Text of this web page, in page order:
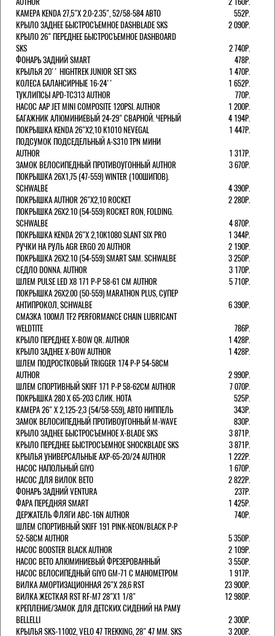
КАМЕРА KENDA 27,5"Х 2.0-2.35", 52/58-584 АВТО
552Р.
КРЫЛО ЗАДНЕЕ БЫСТРОСЪЕМНОЕ DASHBLADE SKS
2 090Р.
КРЫЛО 26" ПЕРЕДНЕЕ БЫСТРОСЪЕМНОЕ DASHBOARD
SKS
2 740Р.
ФОНАРЬ ЗАДНИЙ SMART
478Р.
КРЫЛЬЯ 20'' HIGHTREK JUNIOR SET SKS
1 470Р.
КОЛЕСА БАЛАНСИРНЫЕ 16-24''
1 652Р.
ТУКЛИПСЫ APD-TC313 AUTHOR
770Р.
НАСОС AAP JET MINI COMPOSITE 120PSI. AUTHOR
1 200Р.
БАГАЖНИК АЛЮМИНИЕВЫЙ 24-29" СВАРНОЙ. ЧЕРНЫЙ
4 194Р.
ПОКРЫШКА KENDA 26"Х2,10 K1010 NEVEGAL
1 447Р.
ПОДСУМОК ПОДСЕДЕЛЬНЫЙ A-S310 TPN МИНИ
AUTHOR
1 317Р.
ЗАМОК ВЕЛОСИПЕДНЫЙ ПРОТИВОУГОННЫЙ AUTHOR
3 670Р.
ПОКРЫШКА 26X1,75 (47-559) WINTER (100ШИПОВ).
SCHWALBE
4 390Р.
ПОКРЫШКА AUTHOR 26"Х2,10 ROCKET
2 280Р.
ПОКРЫШКА 26X2.10 (54-559) ROCKET RON, FOLDING.
SCHWALBE
4 870Р.
ПОКРЫШКА KENDA 26"Х 2,10K1080 SLANT SIX PRO
1 344Р.
РУЧКИ НА РУЛЬ AGR ERGO 20 AUTHOR
2 190Р.
ПОКРЫШКА 26X2.10 (54-559) SMART SAM. SCHWALBE
3 250Р.
СЕДЛО DONNA. AUTHOR
3 170Р.
ШЛЕМ PULSE LED X8 171 Р-Р 58-61 СМ AUTHOR
5 710Р.
ПОКРЫШКА 26X2.00 (50-559) MARATHON PLUS, СУПЕР
АНТИПРОКОЛ, SCHWALBE
6 390Р.
СМАЗКА 100МЛ TF2 PERFORMANCE CHAIN LUBRICANT
WELDTITE
786Р.
КРЫЛО ПЕРЕДНЕЕ X-BOW QR. AUTHOR
1 428Р.
КРЫЛО ЗАДНЕЕ X-BOW AUTHOR
1 428Р.
ШЛЕМ ПОДРОСТКОВЫЙ TRIGGER 174 Р-Р 54-58СМ
AUTHOR
2 990Р.
ШЛЕМ СПОРТИВНЫЙ SKIFF 171 Р-Р 58-62СМ AUTHOR
7 070Р.
ПОКРЫШКА 280 X 65-203 СЛИК. HOTA
525Р.
КАМЕРА 26" X 2,125-2,3 (54/58-559), АВТО НИППЕЛЬ
343Р.
ЗАМОК ВЕЛОСИПЕДНЫЙ ПРОТИВОУГОННЫЙ M-WAVE
830Р.
КРЫЛО ЗАДНЕЕ БЫСТРОСЪЕМНОЕ X-BLADE SKS
3 871Р.
КРЫЛО ПЕРЕДНЕЕ БЫСТРОСЪЕМНОЕ SHOCKBLADE SKS
3 871Р.
КРЫЛЬЯ УНИВЕРСАЛЬНЫЕ AXP-65-20/24 AUTHOR
1 222Р.
НАСОС НАПОЛЬНЫЙ GIYO
1 670Р.
НАСОС ДЛЯ ВИЛОК ВЕТО
2 822Р.
ФОНАРЬ ЗАДНИЙ VENTURA
237Р.
ФАРА ПЕРЕДНЯЯ SMART
1 425Р.
ДЕРЖАТЕЛЬ ФЛЯГИ ABC-16N AUTHOR
740Р.
ШЛЕМ СПОРТИВНЫЙ SKIFF 191 PINK-NEON/BLACK Р-Р
52-58СМ AUTHOR
5 350Р.
НАСОС BOOSTER BLACK AUTHOR
2 109Р.
НАСОС BETO АЛЮМИНИЕВЫЙ ФРЕЗЕРОВАННЫЙ
3 550Р.
НАСОС ВЕЛОСИПЕДНЫЙ GIYO GM-71 С МАНОМЕТРОМ
1 917Р.
ВИЛКА АМОРТИЗАЦИОННАЯ 26"Х 28,6 RST
23 900Р.
ВИЛКА ЖЕСТКАЯ RST RF-M7 28"Х1 1/8"
12 980Р.
КРЕПЛЕНИЕ/ЗАМОК ДЛЯ ДЕТСКИХ СИДЕНИЙ НА РАМУ
BELLELLI
2 300Р.
КРЫЛЬЯ SKS-11002, VELO 47 TREKKING, 28" 47 ММ. SKS
3 200Р.